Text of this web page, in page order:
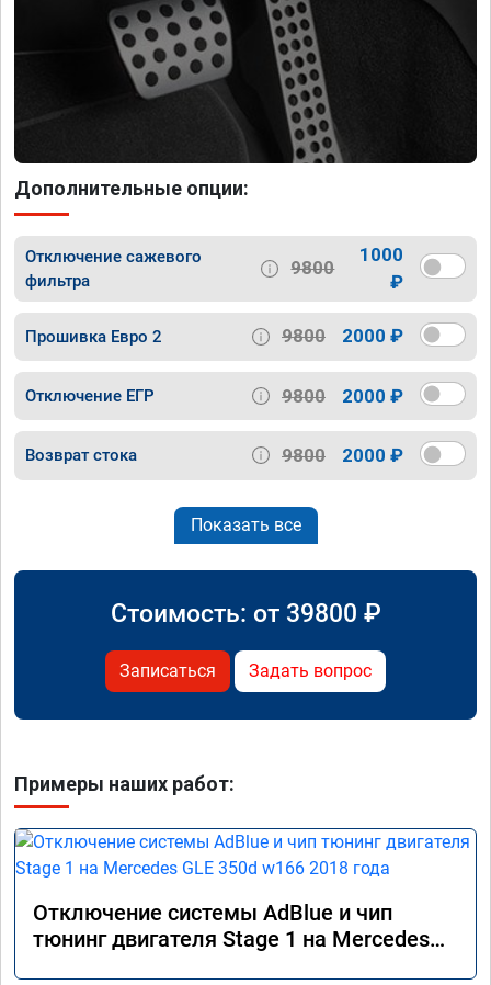
Дополнительные опции:
Отключение сажевого
фильтра
9800
1000
₽
Прошивка Евро 2 9800 2000 ₽
Отключение ЕГР 9800 2000 ₽
Возврат стока 9800 2000 ₽
Показать все
Стоимость: от 39800 ₽
Записаться Задать вопрос
Примеры наших работ:
Отключение системы AdBlue и чип
тюнинг двигателя Stage 1 на Mercedes